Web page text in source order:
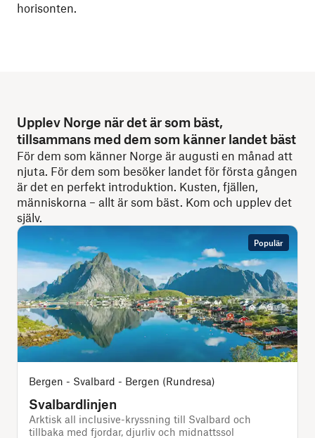
horisonten.
Upplev Norge när det är som bäst,
tillsammans med dem som känner landet bäst
För dem som känner Norge är augusti en månad att
njuta. För dem som besöker landet för första gången
är det en perfekt introduktion. Kusten, fjällen,
människorna – allt är som bäst. Kom och upplev det
själv.
Populär
Bergen - Svalbard - Bergen (Rundresa)
Svalbardlinjen
Arktisk all inclusive-kryssning till Svalbard och
tillbaka med fjordar, djurliv och midnattssol